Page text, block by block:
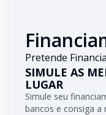
Pretende
SIMULE AS
LUGAR
Simule seu
bancos e consiga a